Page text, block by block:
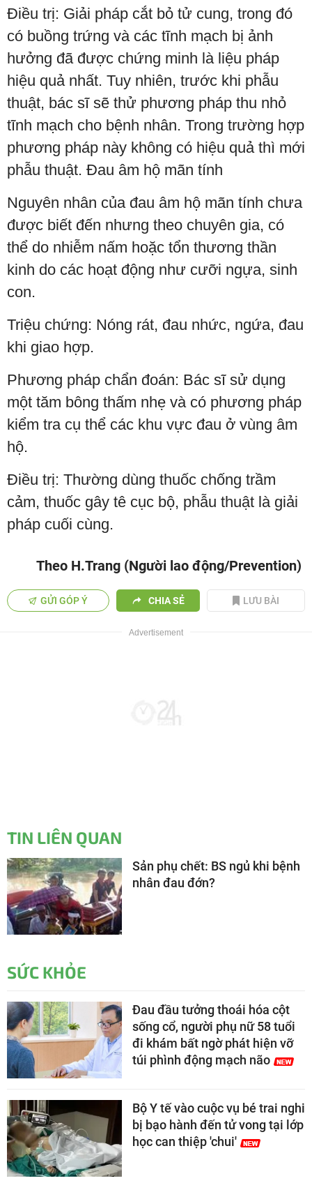
Điều trị: Giải pháp cắt bỏ tử cung, trong đó
có buồng trứng và các tĩnh mạch bị ảnh
hưởng đã được chứng minh là liệu pháp
hiệu quả nhất. Tuy nhiên, trước khi phẫu
thuật, bác sĩ sẽ thử phương pháp thu nhỏ
tĩnh mạch cho bệnh nhân. Trong trường hợp
phương pháp này không có hiệu quả thì mới
phẫu thuật. Đau âm hộ mãn tính
Nguyên nhân của đau âm hộ mãn tính chưa
được biết đến nhưng theo chuyên gia, có
thể do nhiễm nấm hoặc tổn thương thần
kinh do các hoạt động như cưỡi ngựa, sinh
con.
Triệu chứng: Nóng rát, đau nhức, ngứa, đau
khi giao hợp.
Phương pháp chẩn đoán: Bác sĩ sử dụng
một tăm bông thấm nhẹ và có phương pháp
kiểm tra cụ thể các khu vực đau ở vùng âm
hộ.
Điều trị: Thường dùng thuốc chống trầm
cảm, thuốc gây tê cục bộ, phẫu thuật là giải
pháp cuối cùng.
Theo H.Trang (Người lao động/Prevention)
GỬI GÓP Ý CHIA SẺ LƯU BÀI
TIN LIÊN QUAN
Sản phụ chết: BS ngủ khi bệnh
nhân đau đớn?
SỨC KHỎE
Đau đầu tưởng thoái hóa cột
sống cổ, người phụ nữ 58 tuổi
đi khám bất ngờ phát hiện vỡ
túi phình động mạch não
Bộ Y tế vào cuộc vụ bé trai nghi
bị bạo hành đến tử vong tại lớp
học can thiệp 'chui'